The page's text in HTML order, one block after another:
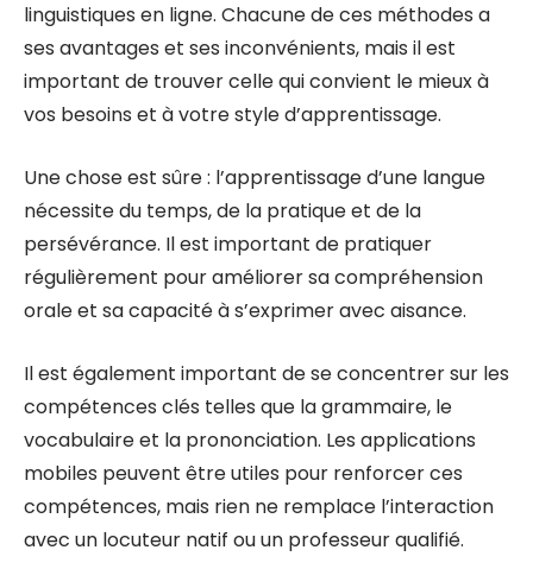
linguistiques en ligne. Chacune de ces méthodes a
ses avantages et ses inconvénients, mais il est
important de trouver celle qui convient le mieux à
vos besoins et à votre style d’apprentissage.
Une chose est sûre : l’apprentissage d’une langue
nécessite du temps, de la pratique et de la
persévérance. Il est important de pratiquer
régulièrement pour améliorer sa compréhension
orale et sa capacité à s’exprimer avec aisance.
Il est également important de se concentrer sur les
compétences clés telles que la grammaire, le
vocabulaire et la prononciation. Les applications
mobiles peuvent être utiles pour renforcer ces
compétences, mais rien ne remplace l’interaction
avec un locuteur natif ou un professeur qualifié.